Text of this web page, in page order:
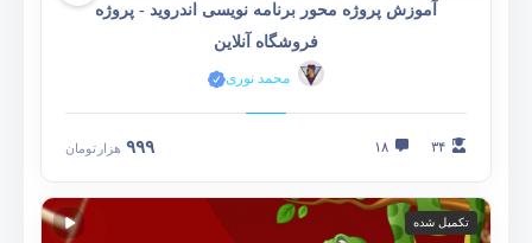
آموزش پروژه محور برنامه نویسی اندروید - پروژه
فروشگاه آنلاین
محمد نوری
۳۴ ۱۸ ۹۹۹ هزار تومان
تکمیل شده